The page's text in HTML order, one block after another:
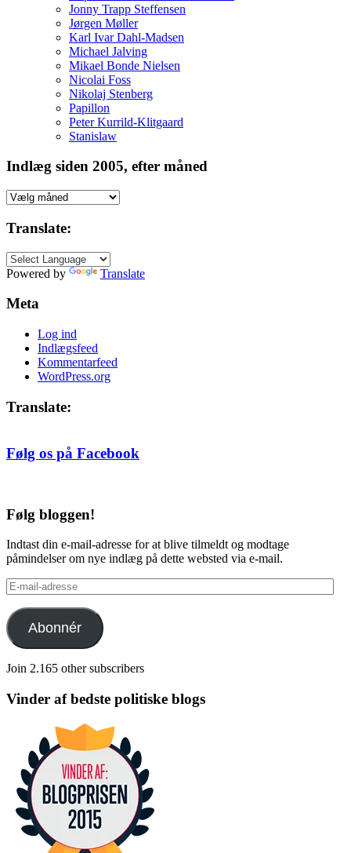
Jonny Trapp Steffensen
Jørgen Møller
Karl Ivar Dahl-Madsen
Michael Jalving
Mikael Bonde Nielsen
Nicolai Foss
Nikolaj Stenberg
Papillon
Peter Kurrild-Klitgaard
Stanislaw
Indlæg siden 2005, efter måned
Indlæg
2005,
måned
Translate:
Powered by Translate
Meta
Log ind
Indlægsfeed
Kommentarfeed
WordPress.org
Translate:
Følg os på Facebook
Følg bloggen!
Indtast din e-mail-adresse for at blive tilmeldt og modtage
påmindelser om nye indlæg på dette websted via e-mail.
E-
mail-
adresse
Abonnér
Join 2.165 other subscribers
Vinder af bedste politiske blogs